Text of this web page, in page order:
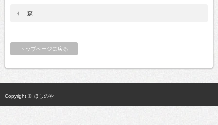
森
トップページに戻る
Copyright © ほしのや